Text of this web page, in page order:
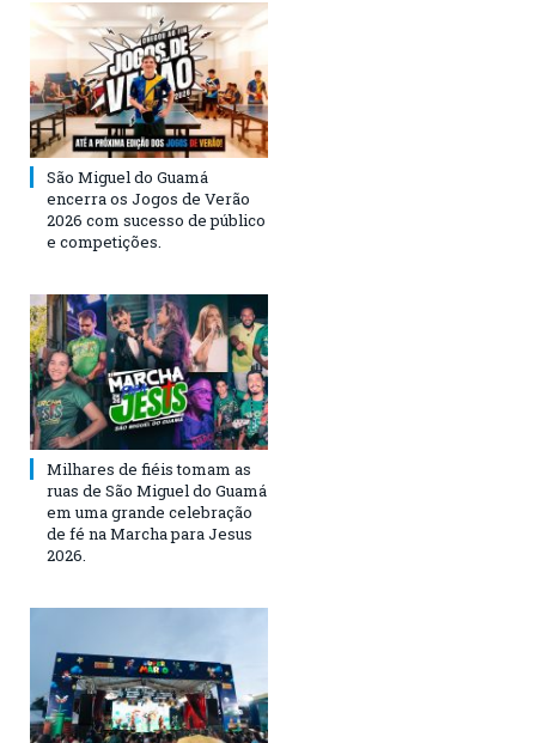
São Miguel do Guamá
encerra os Jogos de Verão
2026 com sucesso de público
e competições.
Milhares de fiéis tomam as
ruas de São Miguel do Guamá
em uma grande celebração
de fé na Marcha para Jesus
2026.